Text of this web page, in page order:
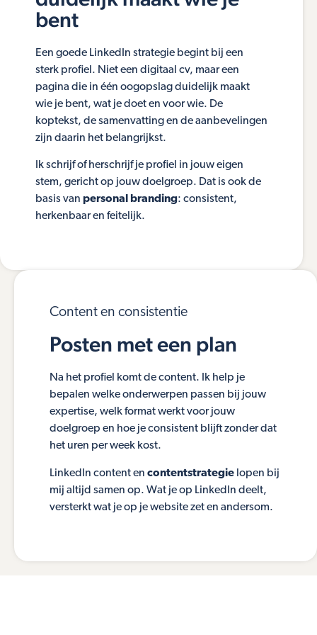
bent
Een goede LinkedIn strategie begint bij een
sterk profiel. Niet een digitaal cv, maar een
pagina die in één oogopslag duidelijk maakt
wie je bent, wat je doet en voor wie. De
koptekst, de samenvatting en de aanbevelingen
zijn daarin het belangrijkst.
Ik schrijf of herschrijf je profiel in jouw eigen
stem, gericht op jouw doelgroep. Dat is ook de
basis van personal branding: consistent,
herkenbaar en feitelijk.
Content en consistentie
Posten met een plan
Na het profiel komt de content. Ik help je
bepalen welke onderwerpen passen bij jouw
expertise, welk format werkt voor jouw
doelgroep en hoe je consistent blijft zonder dat
het uren per week kost.
LinkedIn content en contentstrategie lopen bij
mij altijd samen op. Wat je op LinkedIn deelt,
versterkt wat je op je website zet en andersom.